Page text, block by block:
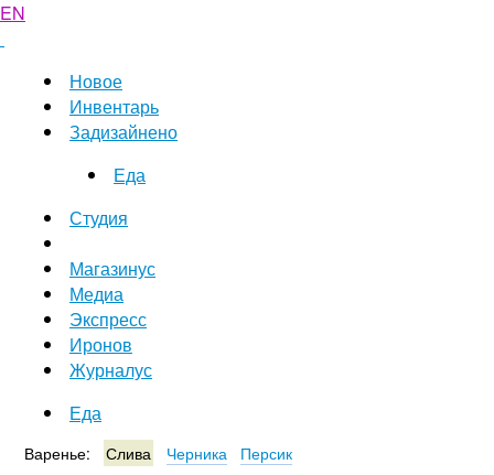
EN
Новое
Инвентарь
Задизайнено
Еда
Студия
Магазинус
Медиа
Экспресс
Иронов
Журналус
Еда
Варенье: Слива Черника Персик